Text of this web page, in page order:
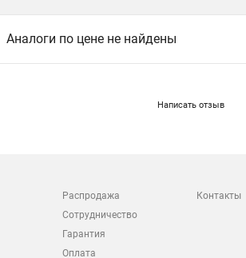
Аналоги по цене не найдены
Написать отзыв
Распродажа
Сотрудничество
Гарантия
Оплата
Контакты